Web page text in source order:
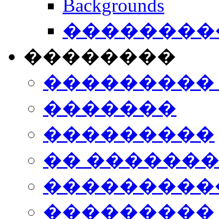
Backgrounds
��������
���������
�������
���������
��
���������